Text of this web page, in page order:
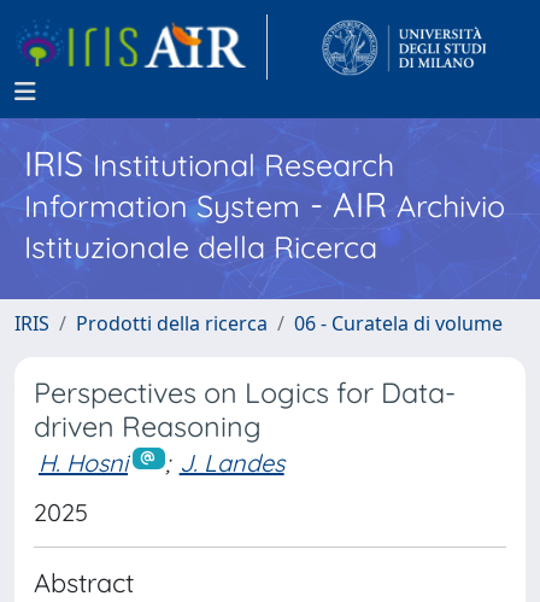
IRISInstitutional Research
Information System - AIR Archivio
Istituzionale della Ricerca
IRIS Prodotti della ricerca 06 - Curatela di volume
Perspectives on Logics for Data-
driven Reasoning
H. Hosni ; J. Landes
2025
Abstract